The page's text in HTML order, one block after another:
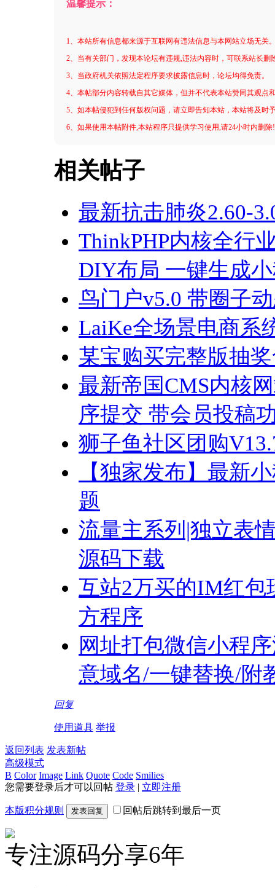
温馨提示：
1、本站所有信息都来源于互联网有违法信息与本网站立场无关
2、当有关部门，发现本论坛有违规,违法内容时，可联系站长删
3、当政府机关依照法定程序要求披露信息时，论坛均得免责。
4、本帖部分内容转载自其它媒体，但并不代表本站赞同其观点
5、如本帖侵犯到任何版权问题，请立即告知本站，本站将及时
6、如果使用本帖附件,本站程序只提供学习使用,请24小时内删
相关帖子
最新抗击肺炎2.60-
ThinkPHP内核全行
DIY布局 一键生成
鸟门户v5.0 带圈子
LaiKe全场景电商系
某宝购买完整版抽
最新帝国CMS内核
序提交 带会员投稿
狮子鱼社区团购
【独家发布】最新
题
流量主系列|独立表
源码下载
互站2万买的IM红包
方程序
网址打包微信小程
意域名/一键替换/附
回复
使用道具 举报
返回列表 发表新帖
高级模式
B Color Image Link Quote Code Smilies
您需要登录后才可以回帖 登录 | 立即注册
本版积分规则 发表回复 回帖后跳转到最后一页
专注源码分享6年